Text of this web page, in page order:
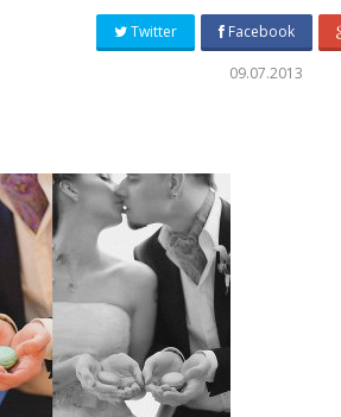
Twitter Facebook
09.07.2013